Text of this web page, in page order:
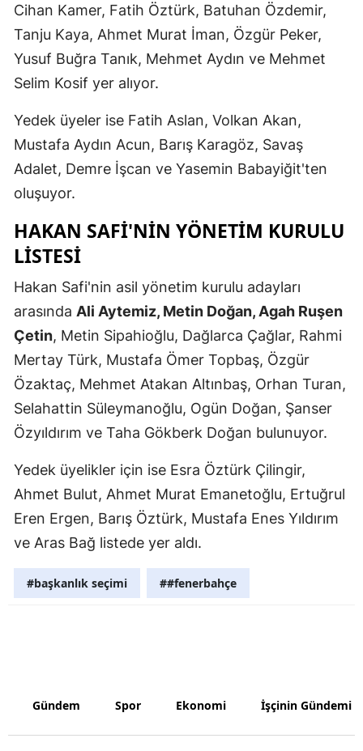
Kütahya
Malatya
Mardin
Niğde
Ordu
Sakarya
Samsun
Sinop
Sivas
Uşak
Cihan Kamer, Fatih Öztürk, Batuhan Özdemir,
Tanju Kaya, Ahmet Murat İman, Özgür Peker,
Yusuf Buğra Tanık, Mehmet Aydın ve Mehmet
Selim Kosif yer alıyor.
Yedek üyeler ise Fatih Aslan, Volkan Akan,
Mustafa Aydın Acun, Barış Karagöz, Savaş
Adalet, Demre İşcan ve Yasemin Babayiğit'ten
oluşuyor.
HAKAN SAFI'NIN YÖNETIM KURULU
LISTESI
Hakan Safi'nin asil yönetim kurulu adayları
arasında Ali Aytemiz, Metin Doğan, Agah Ruşen
Çetin, Metin Sipahioğlu, Dağlarca Çağlar, Rahmi
Mertay Türk, Mustafa Ömer Topbaş, Özgür
Özaktaç, Mehmet Atakan Altınbaş, Orhan Turan,
Selahattin Süleymanoğlu, Ogün Doğan, Şanser
Özyıldırım ve Taha Gökberk Doğan bulunuyor.
Yedek üyelikler için ise Esra Öztürk Çilingir,
Ahmet Bulut, Ahmet Murat Emanetoğlu, Ertuğrul
Eren Ergen, Barış Öztürk, Mustafa Enes Yıldırım
ve Aras Bağ listede yer aldı.
#başkanlık seçimi ##fenerbahçe
Gündem Spor Ekonomi İşçinin Gündemi